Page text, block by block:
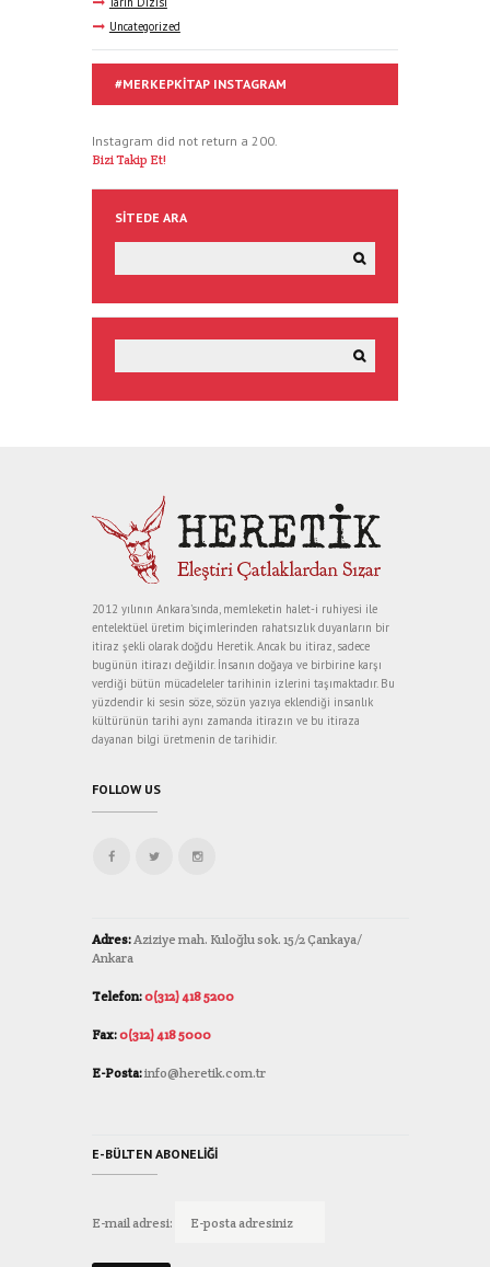
Uncategorized
#MERKEPKITAP INSTAGRAM
Instagram did not return a 200.
Bizi Takip Et!
SITEDE ARA
2012 yılının Ankara’sında, memleketin halet-i ruhiyesi ile
entelektüel üretim biçimlerinden rahatsızlık duyanların bir
itiraz şekli olarak doğdu Heretik. Ancak bu itiraz, sadece
bugünün itirazı değildir. İnsanın doğaya ve birbirine karşı
verdiği bütün mücadeleler tarihinin izlerini taşımaktadır. Bu
yüzdendir ki sesin söze, sözün yazıya eklendiği insanlık
kültürünün tarihi aynı zamanda itirazın ve bu itiraza
dayanan bilgi üretmenin de tarihidir.
FOLLOW US
Adres: Aziziye mah. Kuloğlu sok. 15/2 Çankaya/
Ankara
Telefon:0(312) 418 5200
Fax:0(312) 418 5000
E-Posta:info@heretik.com.tr
E-BÜLTEN ABONELIĞI
E-mail adresi: